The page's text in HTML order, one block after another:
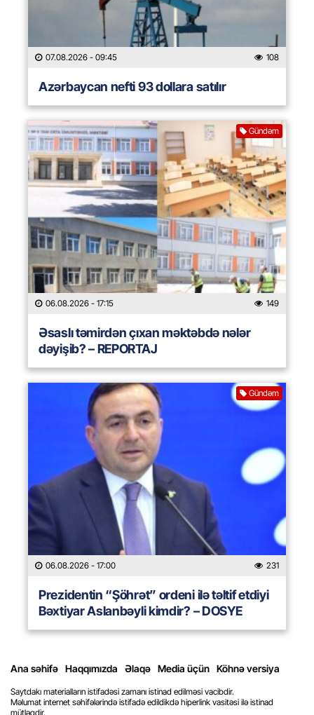
07.08.2026 - 09:45 108
Azərbaycan nefti 93 dollara satılır
Gündəm
06.08.2026 - 17:15 149
Əsaslı təmirdən çıxan məktəbdə nələr
dəyişib? – REPORTAJ
Gündəm
06.08.2026 - 17:00 231
Prezidentin “Şöhrət” ordeni ilə təltif etdiyi
Bəxtiyar Aslanbəyli kimdir? – DOSYE
Ana səhifə Haqqımızda Əlaqə Media üçün Köhnə versiya
Saytdakı materialların istifadəsi zamanı istinad edilməsi vacibdir.
Məlumat internet səhifələrində istifadə edildikdə hiperlink vasitəsi ilə istinad
mütləqdir.